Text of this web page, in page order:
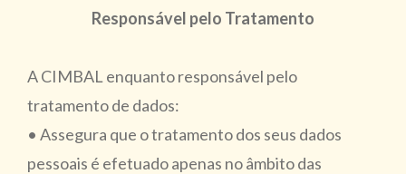
Responsável pelo Tratamento
A CIMBAL enquanto responsável pelo
tratamento de dados:
• Assegura que o tratamento dos seus dados
pessoais é efetuado apenas no âmbito das